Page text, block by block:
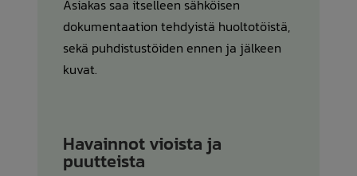
Asiakas saa itselleen sähköisen
dokumentaation tehdyistä huoltotöistä,
sekä puhdistustöiden ennen ja jälkeen
kuvat.
Havainnot vioista ja
puutteista